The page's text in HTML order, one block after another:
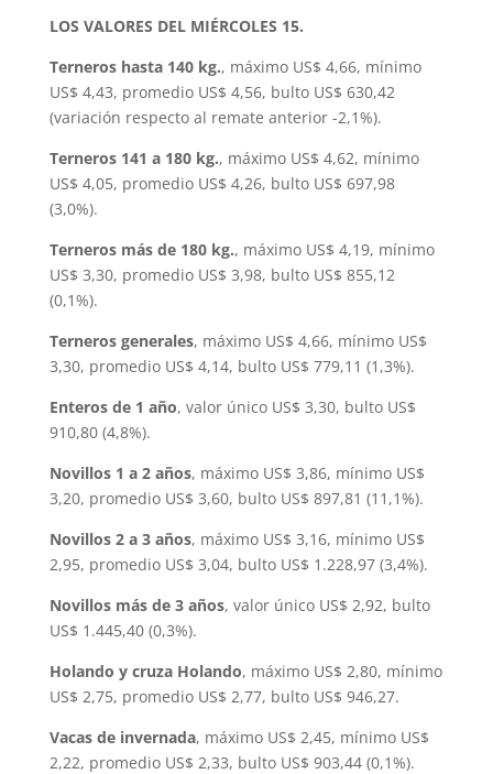
LOS VALORES DEL MIÉRCOLES 15.
Terneros hasta 140 kg., máximo US$ 4,66, mínimo
US$ 4,43, promedio US$ 4,56, bulto US$ 630,42
(variación respecto al remate anterior -2,1%).
Terneros 141 a 180 kg., máximo US$ 4,62, mínimo
US$ 4,05, promedio US$ 4,26, bulto US$ 697,98
(3,0%).
Terneros más de 180 kg., máximo US$ 4,19, mínimo
US$ 3,30, promedio US$ 3,98, bulto US$ 855,12
(0,1%).
Terneros generales, máximo US$ 4,66, mínimo US$
3,30, promedio US$ 4,14, bulto US$ 779,11 (1,3%).
Enteros de 1 año, valor único US$ 3,30, bulto US$
910,80 (4,8%).
Novillos 1 a 2 años, máximo US$ 3,86, mínimo US$
3,20, promedio US$ 3,60, bulto US$ 897,81 (11,1%).
Novillos 2 a 3 años, máximo US$ 3,16, mínimo US$
2,95, promedio US$ 3,04, bulto US$ 1.228,97 (3,4%).
Novillos más de 3 años, valor único US$ 2,92, bulto
US$ 1.445,40 (0,3%).
Holando y cruza Holando, máximo US$ 2,80, mínimo
US$ 2,75, promedio US$ 2,77, bulto US$ 946,27.
Vacas de invernada, máximo US$ 2,45, mínimo US$
2,22, promedio US$ 2,33, bulto US$ 903,44 (0,1%).